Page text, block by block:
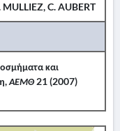
C. AUBERT
και
ΑΕΜΘ21 (2007)